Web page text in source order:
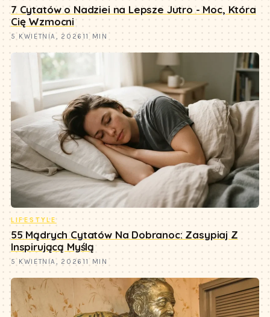
7 Cytatów o Nadziei na Lepsze Jutro - Moc, Która
Cię Wzmocni
5 KWIETNIA, 2026 11 MIN
LIFESTYLE
55 Mądrych Cytatów Na Dobranoc: Zasypiaj Z
Inspirującą Myślą
5 KWIETNIA, 202611 MIN